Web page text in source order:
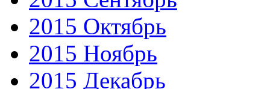
2015 Октябрь
2015 Ноябрь
2015 Декабрь